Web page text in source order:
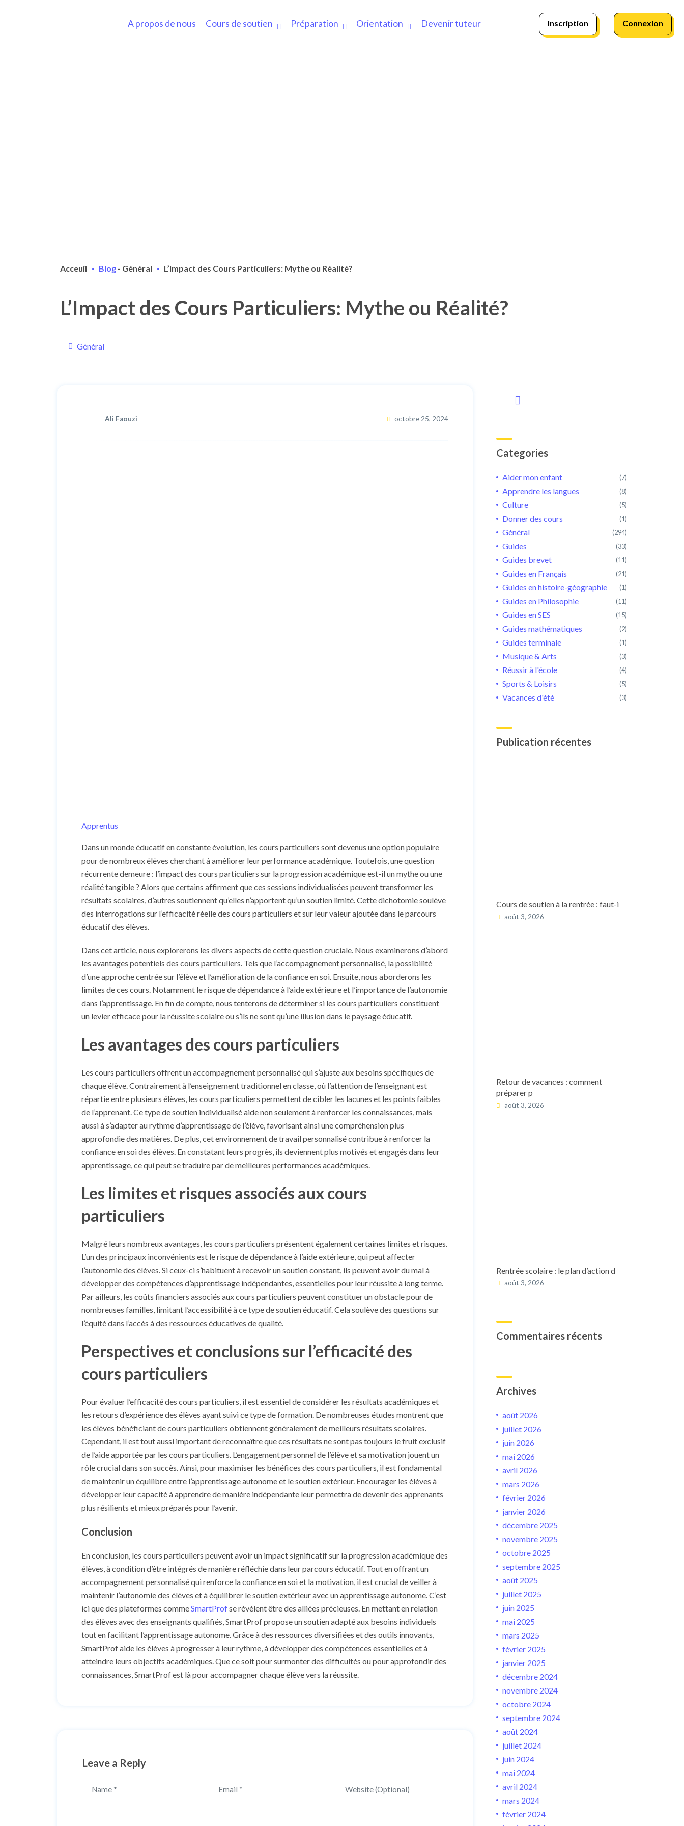
A propos de nous Cours de soutien Préparation Orientation Devenir tuteur Inscription Connexion
Acceuil Blog - Général L’Impact des Cours Particuliers: Mythe ou Réalité?
L’Impact des Cours Particuliers: Mythe ou Réalité?
Général
Ali Faouzi octobre 25, 2024
Apprentus
Dans un monde éducatif en constante évolution, les cours particuliers sont devenus une option populaire
pour de nombreux élèves cherchant à améliorer leur performance académique. Toutefois, une question
récurrente demeure : l’impact des cours particuliers sur la progression académique est-il un mythe ou une
réalité tangible ? Alors que certains affirment que ces sessions individualisées peuvent transformer les
résultats scolaires, d’autres soutiennent qu’elles n’apportent qu’un soutien limité. Cette dichotomie soulève
des interrogations sur l’efficacité réelle des cours particuliers et sur leur valeur ajoutée dans le parcours
éducatif des élèves.
Dans cet article, nous explorerons les divers aspects de cette question cruciale. Nous examinerons d’abord
les avantages potentiels des cours particuliers. Tels que l’accompagnement personnalisé, la possibilité
d’une approche centrée sur l’élève et l’amélioration de la confiance en soi. Ensuite, nous aborderons les
limites de ces cours. Notamment le risque de dépendance à l’aide extérieure et l’importance de l’autonomie
dans l’apprentissage. En fin de compte, nous tenterons de déterminer si les cours particuliers constituent
un levier efficace pour la réussite scolaire ou s’ils ne sont qu’une illusion dans le paysage éducatif.
Les avantages des cours particuliers
Les cours particuliers offrent un accompagnement personnalisé qui s’ajuste aux besoins spécifiques de
chaque élève. Contrairement à l’enseignement traditionnel en classe, où l’attention de l’enseignant est
répartie entre plusieurs élèves, les cours particuliers permettent de cibler les lacunes et les points faibles
de l’apprenant. Ce type de soutien individualisé aide non seulement à renforcer les connaissances, mais
aussi à s’adapter au rythme d’apprentissage de l’élève, favorisant ainsi une compréhension plus
approfondie des matières. De plus, cet environnement de travail personnalisé contribue à renforcer la
confiance en soi des élèves. En constatant leurs progrès, ils deviennent plus motivés et engagés dans leur
apprentissage, ce qui peut se traduire par de meilleures performances académiques.
Les limites et risques associés aux cours
particuliers
Malgré leurs nombreux avantages, les cours particuliers présentent également certaines limites et risques.
L’un des principaux inconvénients est le risque de dépendance à l’aide extérieure, qui peut affecter
l’autonomie des élèves. Si ceux-ci s’habituent à recevoir un soutien constant, ils peuvent avoir du mal à
développer des compétences d’apprentissage indépendantes, essentielles pour leur réussite à long terme.
Par ailleurs, les coûts financiers associés aux cours particuliers peuvent constituer un obstacle pour de
nombreuses familles, limitant l’accessibilité à ce type de soutien éducatif. Cela soulève des questions sur
l’équité dans l’accès à des ressources éducatives de qualité.
Perspectives et conclusions sur l’efficacité des
cours particuliers
Pour évaluer l’efficacité des cours particuliers, il est essentiel de considérer les résultats académiques et
les retours d’expérience des élèves ayant suivi ce type de formation. De nombreuses études montrent que
les élèves bénéficiant de cours particuliers obtiennent généralement de meilleurs résultats scolaires.
Cependant, il est tout aussi important de reconnaître que ces résultats ne sont pas toujours le fruit exclusif
de l’aide apportée par les cours particuliers. L’engagement personnel de l’élève et sa motivation jouent un
rôle crucial dans son succès. Ainsi, pour maximiser les bénéfices des cours particuliers, il est fondamental
de maintenir un équilibre entre l’apprentissage autonome et le soutien extérieur. Encourager les élèves à
développer leur capacité à apprendre de manière indépendante leur permettra de devenir des apprenants
plus résilients et mieux préparés pour l’avenir.
Conclusion
En conclusion, les cours particuliers peuvent avoir un impact significatif sur la progression académique des
élèves, à condition d’être intégrés de manière réfléchie dans leur parcours éducatif. Tout en offrant un
accompagnement personnalisé qui renforce la confiance en soi et la motivation, il est crucial de veiller à
maintenir l’autonomie des élèves et à équilibrer le soutien extérieur avec un apprentissage autonome. C’est
ici que des plateformes commeSmartProfse révèlent être des alliées précieuses. En mettant en relation
des élèves avec des enseignants qualifiés, SmartProf propose un soutien adapté aux besoins individuels
tout en facilitant l’apprentissage autonome. Grâce à des ressources diversifiées et des outils innovants,
SmartProf aide les élèves à progresser à leur rythme, à développer des compétences essentielles et à
atteindre leurs objectifs académiques. Que ce soit pour surmonter des difficultés ou pour approfondir des
connaissances, SmartProf est là pour accompagner chaque élève vers la réussite.
Leave a Reply
Categories
Aider mon enfant (7)
Apprendre les langues (8)
Culture (5)
Donner des cours (1)
Général (294)
Guides (33)
Guides brevet (11)
Guides en Français (21)
Guides en histoire-géographie (1)
Guides en Philosophie (11)
Guides en SES (15)
Guides mathématiques (2)
Guides terminale (1)
Musique & Arts (3)
Réussir à l'école (4)
Sports & Loisirs (5)
Vacances d'été (3)
Publication récentes
Cours de soutien à la rentrée : faut-i
août 3, 2026
Retour de vacances : comment
préparer p
août 3, 2026
Rentrée scolaire : le plan d’action d
août 3, 2026
Commentaires récents
Archives
août 2026
juillet 2026
juin 2026
mai 2026
avril 2026
mars 2026
février 2026
janvier 2026
décembre 2025
novembre 2025
octobre 2025
septembre 2025
août 2025
juillet 2025
juin 2025
mai 2025
mars 2025
février 2025
janvier 2025
décembre 2024
novembre 2024
octobre 2024
septembre 2024
août 2024
juillet 2024
juin 2024
mai 2024
avril 2024
mars 2024
février 2024